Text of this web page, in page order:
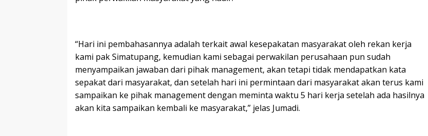
“Hari ini pembahasannya adalah terkait awal kesepakatan masyarakat oleh rekan kerja
kami pak Simatupang, kemudian kami sebagai perwakilan perusahaan pun sudah
menyampaikan jawaban dari pihak management, akan tetapi tidak mendapatkan kata
sepakat dari masyarakat, dan setelah hari ini permintaan dari masyarakat akan terus kami
sampaikan ke pihak management dengan meminta waktu 5 hari kerja setelah ada hasilnya
akan kita sampaikan kembali ke masyarakat,” jelas Jumadi.